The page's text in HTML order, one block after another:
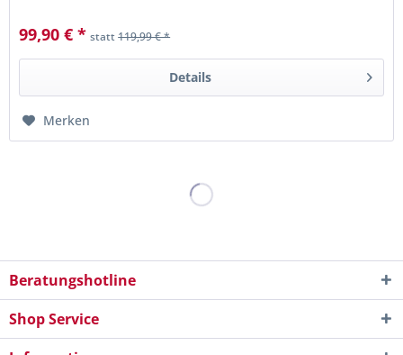
99,90 € * statt119,99 € *
Details
Merken
Beratungshotline
Shop Service